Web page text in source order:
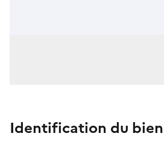
Identification du bien